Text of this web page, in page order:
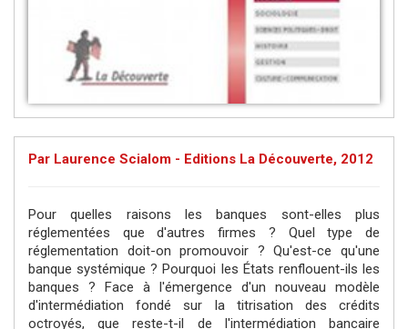
Par Laurence Scialom - Editions La Découverte, 2012
Pour quelles raisons les banques sont-elles plus
réglementées que d'autres firmes ? Quel type de
réglementation doit-on promouvoir ? Qu'est-ce qu'une
banque systémique ? Pourquoi les États renflouent-ils les
banques ? Face à l'émergence d'un nouveau modèle
d'intermédiation fondé sur la titrisation des crédits
octroyés, que reste-t-il de l'intermédiation bancaire